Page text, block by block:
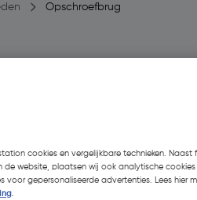
Opschroefbrug
Selecteer
cookies en vergelijkbare technieken. Naast
de website, plaatsen wij ook analytische
voor gepersonaliseerde advertenties. Lees hier
.